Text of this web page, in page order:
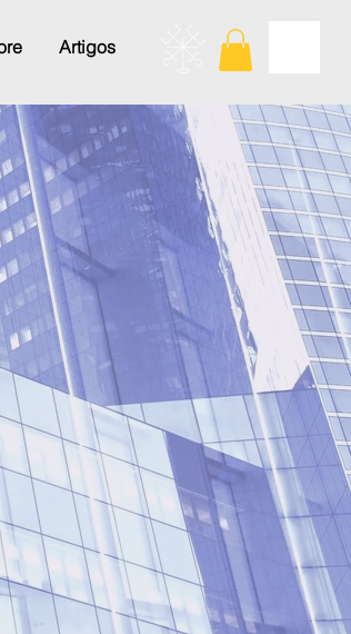
Artigos